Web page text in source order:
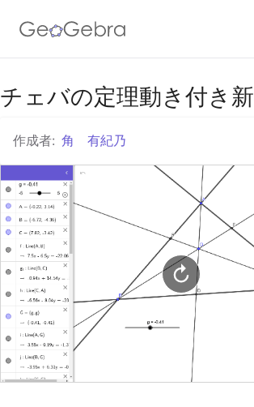
Googleクラスルーム
GeoGebra Classroom
ログイン
チェバの定理動き付き新
作成者: 角 有紀乃